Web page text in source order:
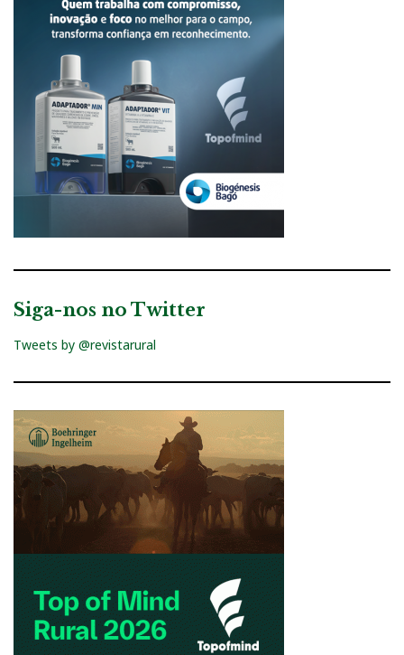
Siga-nos no Twitter
Tweets by @revistarural